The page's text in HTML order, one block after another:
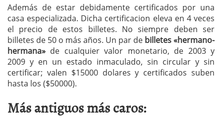
Además de estar debidamente certificados por una
casa especializada. Dicha certificacion eleva en 4 veces
el precio de estos billetes. No siempre deben ser
billetes de 50 o más años. Un par de billetes «hermano-
hermana» de cualquier valor monetario, de 2003 y
2009 y en un estado inmaculado, sin circular y sin
certificar; valen $15000 dolares y certificados suben
hasta los ($50000).
Más antiguos más caros: